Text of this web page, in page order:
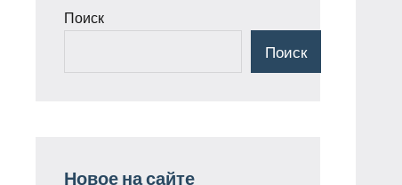
Поиск
Поиск
Новое на сайте